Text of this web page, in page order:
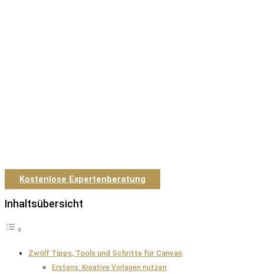
Kostenlose Expertenberatung
Inhaltsübersicht
Zwölf Tipps, Tools und Schritte für Canvas
Erstens: Kreative Vorlagen nutzen